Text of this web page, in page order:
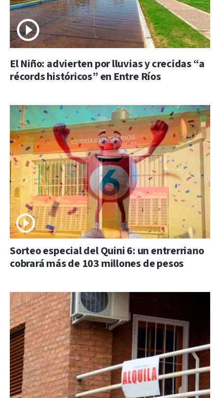
El Niño: advierten por lluvias y crecidas “a
récords históricos” en Entre Ríos
Sorteo especial del Quini 6: un entrerriano
cobrará más de 103 millones de pesos